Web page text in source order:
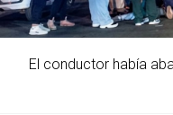
El conductor había